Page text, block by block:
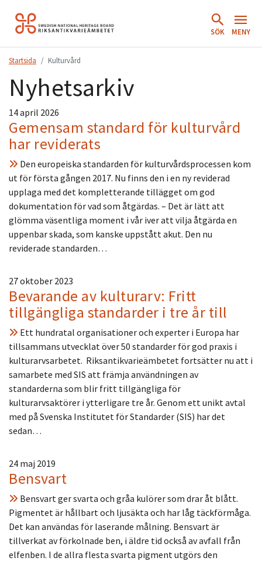
Hoppa
till
SÖK MENY
Startsida Kulturvård
Nyhetsarkiv
14 april 2026
Gemensam standard för kulturvård
har reviderats
Den europeiska standarden för kulturvårdsprocessen kom
ut för första gången 2017. Nu finns den i en ny reviderad
upplaga med det kompletterande tillägget om god
dokumentation för vad som åtgärdas. – Det är lätt att
glömma väsentliga moment i vår iver att vilja åtgärda en
uppenbar skada, som kanske uppstått akut. Den nu
reviderade standarden…
27 oktober 2023
Bevarande av kulturarv: Fritt
tillgängliga standarder i tre år till
Ett hundratal organisationer och experter i Europa har
tillsammans utvecklat över 50 standarder för god praxis i
kulturarvsarbetet. Riksantikvarieämbetet fortsätter nu att i
samarbete med SIS att främja användningen av
standarderna som blir fritt tillgängliga för
kulturarvsaktörer i ytterligare tre år. Genom ett unikt avtal
med på Svenska Institutet för Standarder (SIS) har det
sedan…
24 maj 2019
Bensvart
Bensvart ger svarta och gråa kulörer som drar åt blått.
Pigmentet är hållbart och ljusäkta och har låg täckförmåga.
Det kan användas för laserande målning. Bensvart är
tillverkat av förkolnade ben, i äldre tid också av avfall från
elfenben. I de allra flesta svarta pigment utgörs den